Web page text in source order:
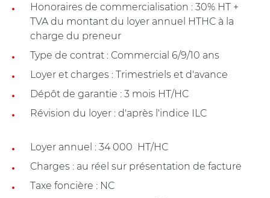
Honoraires de commercialisation : 30% HT +
TVA du montant du loyer annuel HTHC à la
charge du preneur
Type de contrat : Commercial 6/9/10 ans
Loyer et charges : Trimestriels et d'avance
Dépôt de garantie : 3 mois HT/HC
Révision du loyer : d'après l'indice ILC
Loyer annuel : 34 000  HT/HC
Charges : au réel sur présentation de facture
Taxe foncière : NC